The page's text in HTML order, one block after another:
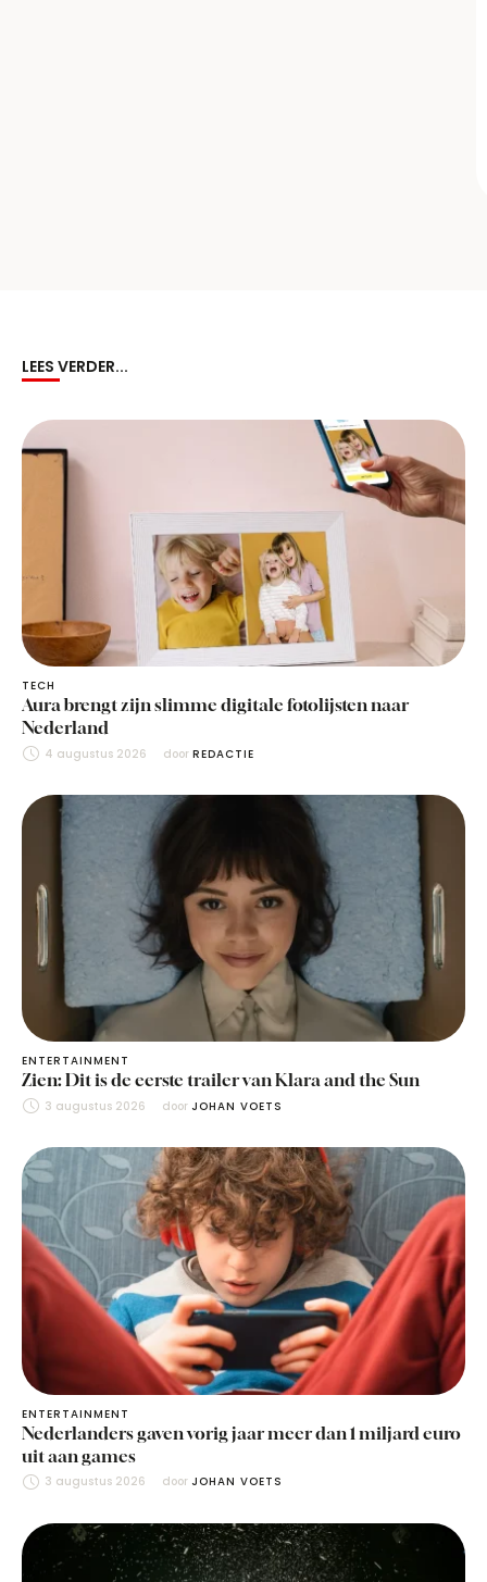
LEES VERDER...
TECH
Aura brengt zijn slimme digitale fotolijsten naar
Nederland
4 augustus 2026 door REDACTIE
ENTERTAINMENT
Zien: Dit is de eerste trailer van Klara and the Sun
3 augustus 2026 door JOHAN VOETS
ENTERTAINMENT
Nederlanders gaven vorig jaar meer dan 1 miljard euro
uit aan games
3 augustus 2026 door JOHAN VOETS